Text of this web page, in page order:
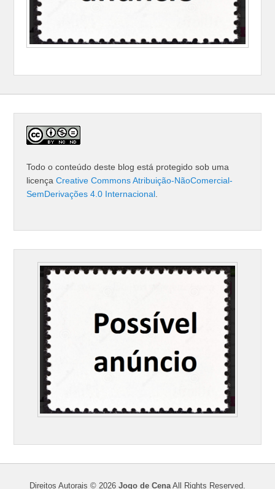
Todo o conteúdo deste blog está protegido sob uma
licençaCreative Commons Atribuição-NãoComercial-
SemDerivações 4.0 Internacional
Direitos Autorais © 2026 Jogo de CenaAll Rights Reserved.